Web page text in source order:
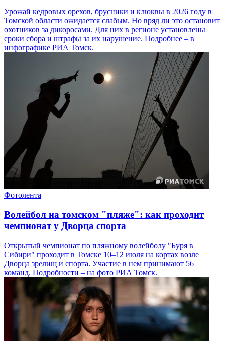
Урожай кедровых орехов, брусники и клюквы в 2026 году в
Томской области ожидается слабым. Но вряд ли это остановит
охотников за дикоросами. Для них в регионе установлены
сроки сбора и штрафы за их нарушение. Подробнее – в
инфографике РИА Томск.
Фотолента
Волейбол на томском "пляже": как проходит
чемпионат у Дворца спорта
Открытый чемпионат по пляжному волейболу "Буря в
Сибири" проходит в Томске 10–12 июля на кортах возле
Дворца зрелищ и спорта. Участие в нем принимают 56
команд. Подробности – на фото РИА Томск.